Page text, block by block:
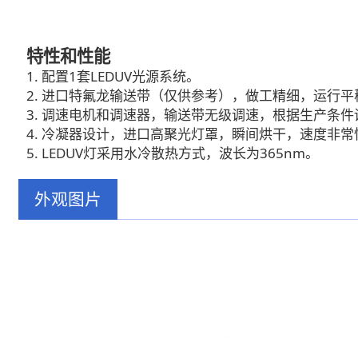
特性和性能
1. 配置1套LEDUV光源系统。
2. 进口特氟龙输送带（仅供参考），做工精细，运行
3. 调速电机和调速器，输送带无级调速，根据生产条
4. 冷凝器设计，进口高聚光灯罩，瞬间烘干，速度非常
5. LEDUV灯采用水冷散热方式，波长为365nm。
外观图片